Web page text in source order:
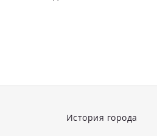
История города